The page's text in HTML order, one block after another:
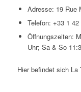
Adresse: 19 Rue
Telefon: +33 1 42
Öffnungszeiten:
Uhr; Sa & So
Hier befindet sich La